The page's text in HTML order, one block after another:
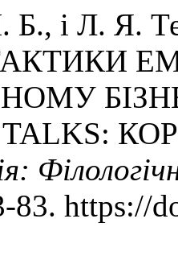
Б., і Л. Я.
83. https://